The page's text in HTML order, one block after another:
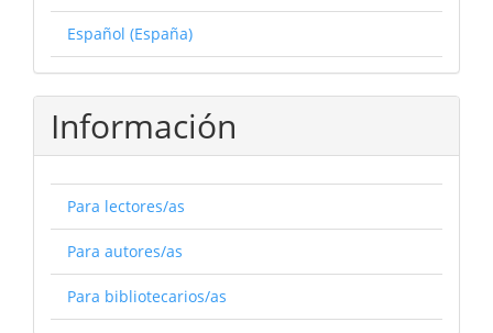
Español (España)
Información
Para lectores/as
Para autores/as
Para bibliotecarios/as